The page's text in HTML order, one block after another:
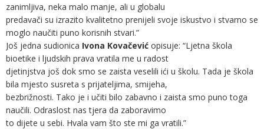
zanimljiva, neka malo manje, ali u globalu
predavači su izrazito kvalitetno prenijeli svoje iskustvo i stvarno se
moglo naučiti puno korisnih stvari.”
Još jedna sudionica Ivona Kovačević opisuje: “Ljetna škola
bioetike i ljudskih prava vratila me u radost
djetinjstva još dok smo se zaista veselili ići u školu. Tada je škola
bila mjesto susreta s prijateljima, smijeha,
bezbrižnosti. Tako je i učiti bilo zabavno i zaista smo puno toga
naučili. Odraslost nas tjera da zaboravimo
to dijete u sebi. Hvala vam što ste mi ga vratili.”